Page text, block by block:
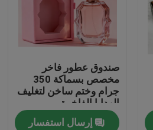
صندوق عطور فاخر
مخصص بسماكة 350
جرام وختم ساخن لتغليف
الهدايا الفاخرة
إرسال استفسار